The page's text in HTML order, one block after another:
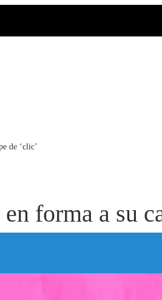
de ‘clic’
forma a su